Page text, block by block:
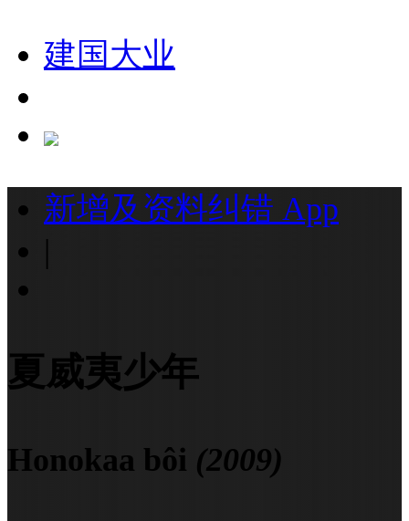
建国大业
新增及资料纠错 App
|
夏威夷少年
Honokaa bôi (2009)